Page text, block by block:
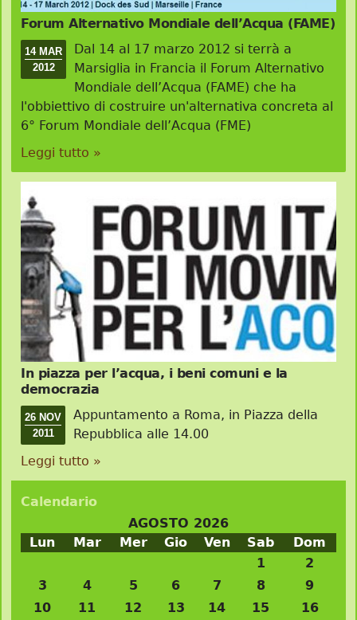
Forum Alternativo Mondiale dell’Acqua (FAME)
14 MAR
2012
Dal 14 al 17 marzo 2012 si terrà a
Marsiglia in Francia il Forum Alternativo
Mondiale dell’Acqua (FAME) che ha
l'obbiettivo di costruire un'alternativa concreta al
6° Forum Mondiale dell’Acqua (FME)
Leggi tutto »
In piazza per l’acqua, i beni comuni e la
democrazia
26 NOV
2011
Appuntamento a Roma, in Piazza della
Repubblica alle 14.00
Leggi tutto »
Calendario
AGOSTO 2026
Lun
Mar Mer Gio Ven Sab
Dom
1
2
3
4 5 6 7 8
9
10
11 12 13 14 15
16